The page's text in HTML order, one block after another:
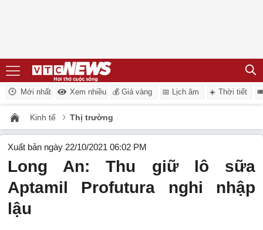
Mới nhất Xem nhiều 💰 Giá vàng 📅 Lịch âm ☀️ Thời tiết
Kinh tế Thị trường
Xuất bản ngày 22/10/2021 06:02 PM
Long An: Thu giữ lô sữa
Aptamil Profutura nghi nhập
lậu